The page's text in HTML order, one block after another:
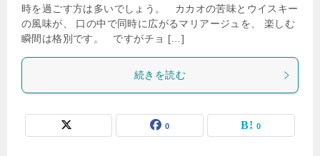
時を過ごす方は多いでしょう。 カカオの苦味とウイスキー
の風味が、 口の中で同時に広がるマリアージュを、 楽しむ
瞬間は格別です。 ですがチョ […]
続きを読む
0 0